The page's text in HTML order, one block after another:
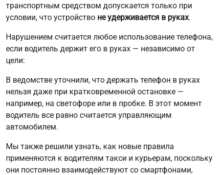
транспортным средством допускается только при
условии, что устройство не удерживается в руках.
Нарушением считается любое использование телефона,
если водитель держит его в руках — независимо от
цели:
В ведомстве уточнили, что держать телефон в руках
нельзя даже при кратковременной остановке —
например, на светофоре или в пробке. В этот момент
водитель все равно считается управляющим
автомобилем.
Мы также решили узнать, как новые правила
применяются к водителям такси и курьерам, поскольку
они постоянно взаимодействуют со смартфонами,